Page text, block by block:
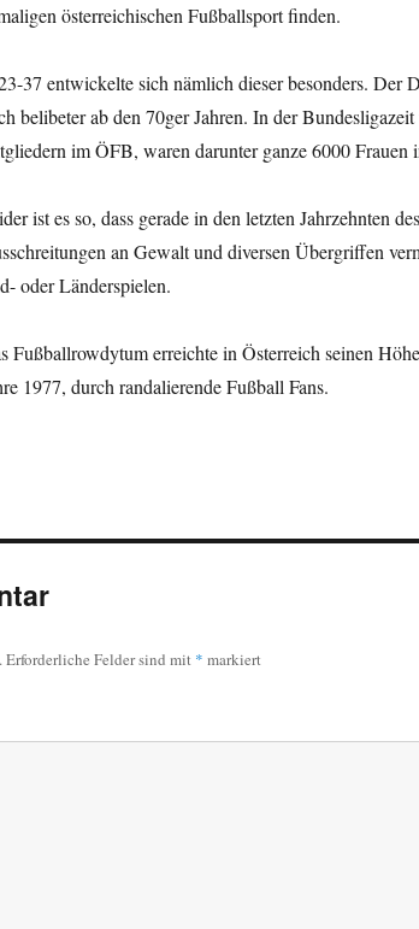
österreichischen Fußballsport finden.
37 entwickelte sich nämlich dieser besonders. Der
belibeter ab den 70ger Jahren. In der
im ÖFB, waren darunter ganze 6000 Frauen
ist es so, dass gerade in den letzten Jahrzehnten
an Gewalt und diversen Übergriffen
oder Länderspielen.
Fußballrowdytum erreichte in Österreich seinen
1977, durch randalierende Fußball Fans.
Erforderliche Felder sind mit * markiert